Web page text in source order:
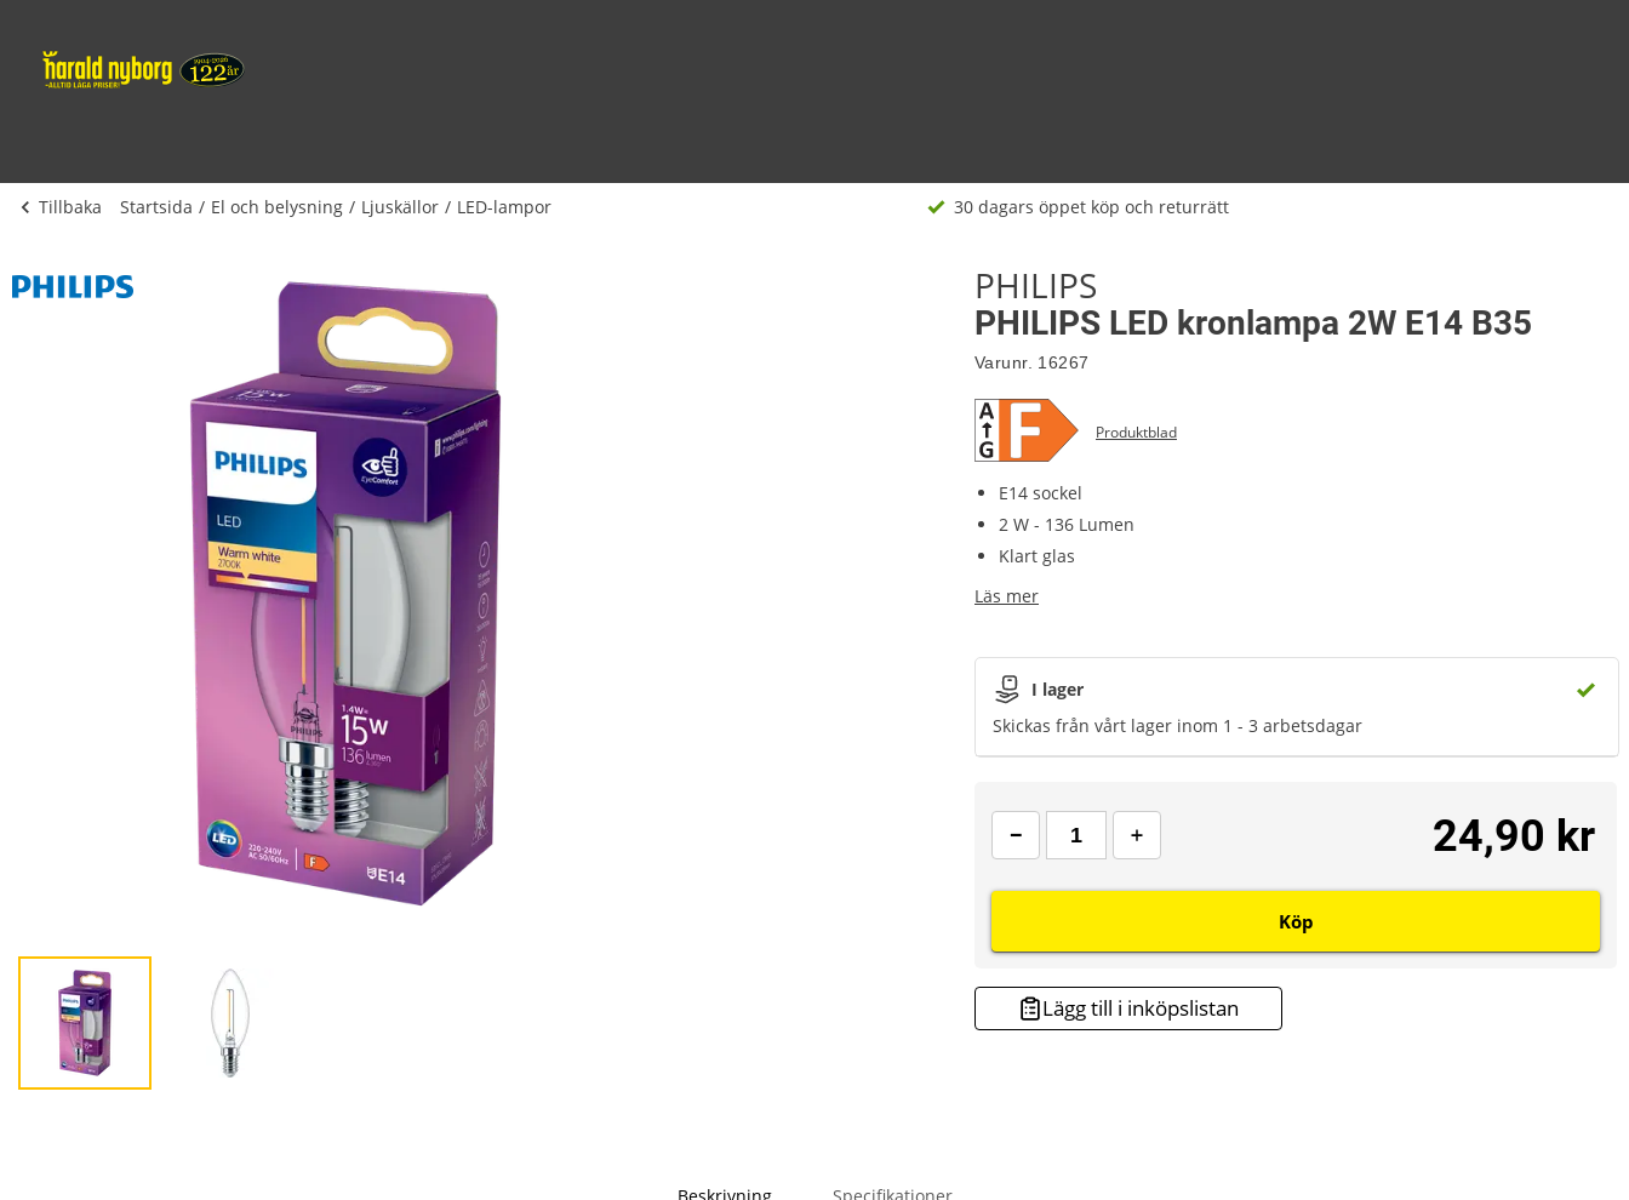
Tillbaka Startsida El och belysning Ljuskällor LED-lampor 30 dagars öppet köp och returrätt
PHILIPS
PHILIPS LED kronlampa 2W E14 B35
Varunr. 16267
Produktblad
E14 sockel
2 W - 136 Lumen
Klart glas
Läs mer
I lager
Skickas från vårt lager inom 1 - 3 arbetsdagar
24,90 kr
Köp
Lägg till i inköpslistan